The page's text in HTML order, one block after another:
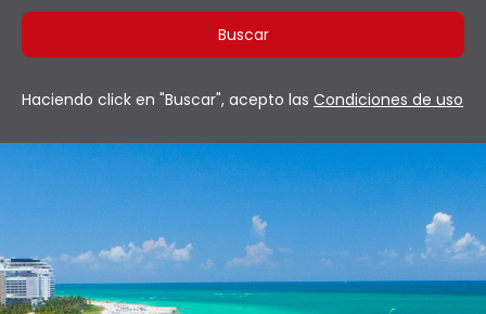
Buscar
Haciendo click en "Buscar", acepto las Condiciones de uso